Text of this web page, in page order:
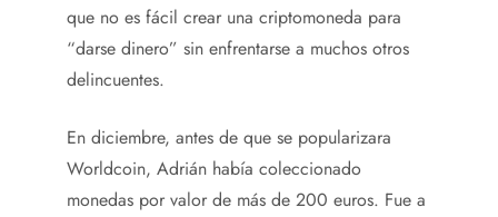
que no es fácil crear una criptomoneda para
“darse dinero” sin enfrentarse a muchos otros
delincuentes.
En diciembre, antes de que se popularizara
Worldcoin, Adrián había coleccionado
monedas por valor de más de 200 euros. Fue a